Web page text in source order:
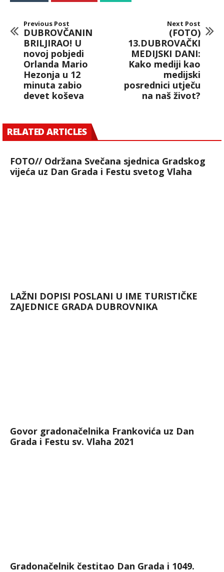
Previous Post
DUBROVČANIN
BRILJIRAO! U
novoj pobjedi
Orlanda Mario
Hezonja u 12
minuta zabio
devet koševa
Next Post
(FOTO)
13.DUBROVAČKI
MEDIJSKI DANI:
Kako mediji kao
medijski
posrednici utječu
na naš život?
RELATED ARTICLES
FOTO// Održana Svečana sjednica Gradskog
vijeća uz Dan Grada i Festu svetog Vlaha
LAŽNI DOPISI POSLANI U IME TURISTIČKE
ZAJEDNICE GRADA DUBROVNIKA
Govor gradonačelnika Frankovića uz Dan
Grada i Festu sv. Vlaha 2021
Gradonačelnik čestitao Dan Grada i 1049.